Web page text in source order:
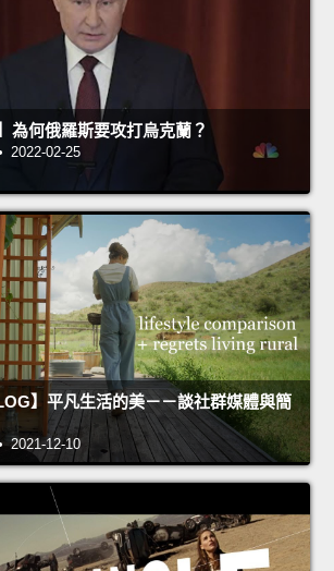
為何俄羅斯要攻打烏克蘭？
2022-02-25
】平凡生活的美－－談社群媒體與簡
2021-12-10